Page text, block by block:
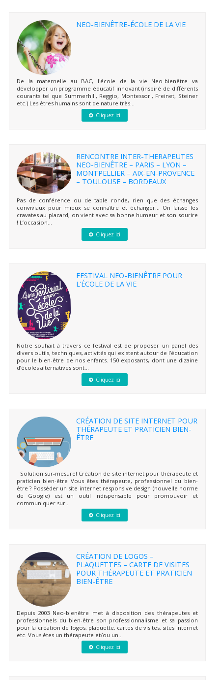
NEO-BIENÊTRE-ÉCOLE DE LA VIE
De la maternelle au BAC, l'école de la vie Neo-bienêtre va
développer un programme éducatif innovant (inspiré de différents
courants tel que Summerhill, Reggio, Montessori, Freinet, Steiner
etc.) Les êtres humains sont de nature très...
Cliquez ici
RENCONTRE INTER-THERAPEUTES
NEO-BIENÊTRE – PARIS – LYON –
MONTPELLIER – AIX-EN-PROVENCE
– TOULOUSE – BORDEAUX
Pas de conférence ou de table ronde, rien que des échanges
conviviaux pour mieux se connaître et échanger… On laisse les
cravates au placard, on vient avec sa bonne humeur et son sourire
! L’occasion...
Cliquez ici
FESTIVAL NEO-BIENÊTRE POUR
L’ÉCOLE DE LA VIE
Notre souhait à travers ce festival est de proposer un panel des
divers outils, techniques, activités qui existent autour de l’éducation
pour le bien-être de nos enfants. 150 exposants, dont une dizaine
d’écoles alternatives sont...
Cliquez ici
CRÉATION DE SITE INTERNET POUR
THÉRAPEUTE ET PRATICIEN BIEN-
ÊTRE
Solution sur-mesure! Création de site internet pour thérapeute et
praticien bien-être Vous êtes thérapeute, professionnel du bien-
être ? Posséder un site internet responsive design (nouvelle norme
de Google) est un outil indispensable pour promouvoir et
communiquer sur...
Cliquez ici
CRÉATION DE LOGOS –
PLAQUETTES – CARTE DE VISITES
POUR THÉRAPEUTE ET PRATICIEN
BIEN-ÊTRE
Depuis 2003 Neo-bienêtre met à disposition des thérapeutes et
professionnels du bien-être son professionnalisme et sa passion
pour la création de logos, plaquette, cartes de visites, sites internet
etc. Vous êtes un thérapeute et/ou un...
Cliquez ici